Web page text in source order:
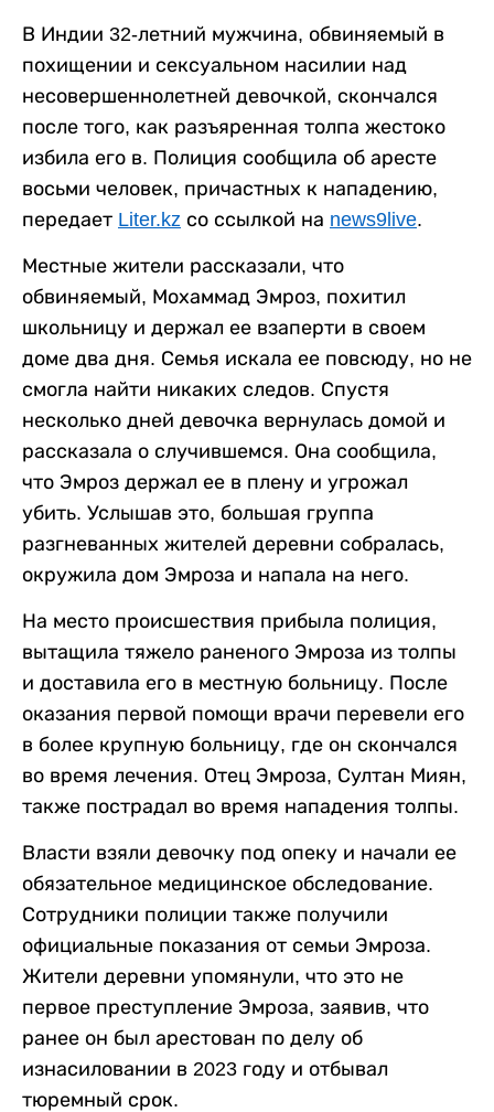
В Индии 32-летний мужчина, обвиняемый в
похищении и сексуальном насилии над
несовершеннолетней девочкой, скончался
после того, как разъяренная толпа жестоко
избила его в. Полиция сообщила об аресте
восьми человек, причастных к нападению,
передает Liter.kz со ссылкой на news9live.
Местные жители рассказали, что
обвиняемый, Мохаммад Эмроз, похитил
школьницу и держал ее взаперти в своем
доме два дня. Семья искала ее повсюду, но не
смогла найти никаких следов. Спустя
несколько дней девочка вернулась домой и
рассказала о случившемся. Она сообщила,
что Эмроз держал ее в плену и угрожал
убить. Услышав это, большая группа
разгневанных жителей деревни собралась,
окружила дом Эмроза и напала на него.
На место происшествия прибыла полиция,
вытащила тяжело раненого Эмроза из толпы
и доставила его в местную больницу. После
оказания первой помощи врачи перевели его
в более крупную больницу, где он скончался
во время лечения. Отец Эмроза, Султан Миян,
также пострадал во время нападения толпы.
Власти взяли девочку под опеку и начали ее
обязательное медицинское обследование.
Сотрудники полиции также получили
официальные показания от семьи Эмроза.
Жители деревни упомянули, что это не
первое преступление Эмроза, заявив, что
ранее он был арестован по делу об
изнасиловании в 2023 году и отбывал
тюремный срок.